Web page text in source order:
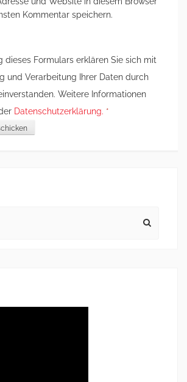
Kommentar speichern.
dieses Formulars erklären Sie sich mit
und Verarbeitung Ihrer Daten durch
Weitere Informationen
Datenschutzerklärung. *